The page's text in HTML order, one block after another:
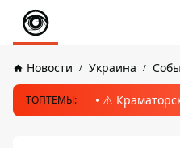
Новости Украина
ТОПТЕМЫ: ⚠️